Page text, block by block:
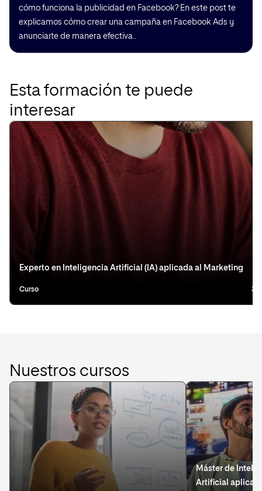
cómo funciona la publicidad en Facebook? En este post te
explicamos cómo crear una campaña en Facebook Ads y
anunciarte de manera efectiva..
Esta formación te puede
interesar
Experto en Inteligencia Artificial (IA) aplicada al Marketing
Curso 3
Nuestros cursos
Máster de
Artificial